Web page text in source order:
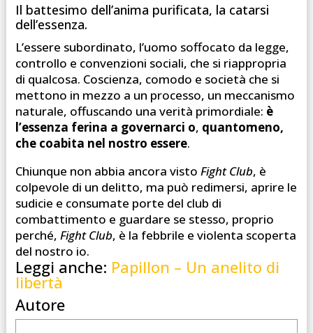
Il battesimo dell’anima purificata, la catarsi
dell’essenza.
L’essere subordinato, l’uomo soffocato da legge,
controllo e convenzioni sociali, che si riappropria
di qualcosa. Coscienza, comodo e società che si
mettono in mezzo a un processo, un meccanismo
naturale, offuscando una verità primordiale: è
l’essenza ferina a governarci o, quantomeno,
che coabita nel nostro essere.
Chiunque non abbia ancora visto Fight Club, è
colpevole di un delitto, ma può redimersi, aprire le
sudicie e consumate porte del club di
combattimento e guardare se stesso, proprio
perché, Fight Club, è la febbrile e violenta scoperta
del nostro io.
Leggi anche: Papillon – Un anelito di
libertà
Autore